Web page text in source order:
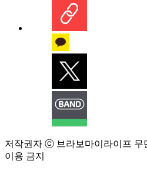
저작권자 ⓒ 브라보마이라이프 무
이용 금지